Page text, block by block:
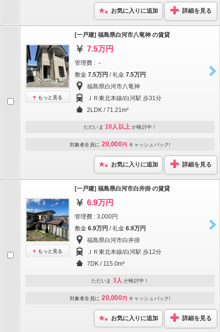
お気に入りに追加 詳細を見る
もっと見る
[一戸建] 福島県白河市八竜神 の賃貸
7.5万円
管理費 : －
敷金 7.5万円 / 礼金 7.5万円
福島県白河市八竜神
ＪＲ東北本線/白河駅 歩31分
2LDK / 71.21m²
ただいま 10人以上 が検討中！
対象者全員に 20,000 円 キャッシュバック!
お気に入りに追加 詳細を見る
もっと見る
[一戸建] 福島県白河市白井掛 の賃貸
6.9万円
管理費 : 3,000円
敷金 6.9万円 / 礼金 6.9万円
福島県白河市白井掛
ＪＲ東北本線/白河駅 歩12分
7DK / 115.0m²
ただいま 3人 が検討中！
対象者全員に 20,000 円 キャッシュバック!
お気に入りに追加 詳細を見る